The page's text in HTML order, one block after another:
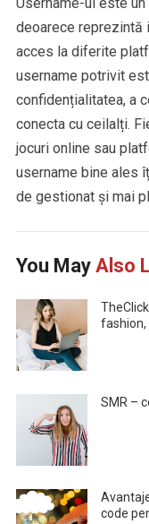
deoarece reprezintă
acces la diferite
username potrivit
confidențialitatea, a
conecta cu ceilalți.
jocuri online sau
username bine ales
de gestionat și mai
You May Also
fashion,
SMR –
code